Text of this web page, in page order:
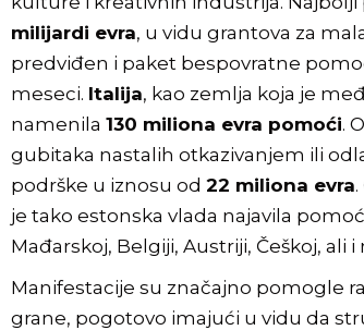
milijardi evra, u vidu grantova za
predviđen i paket bespovratne
meseci. Italija, kao zemlja koja je
namenila 130 miliona evra pomoći.
gubitaka nastalih otkazivanjem ili
podrške u iznosu od 22 miliona evra
je tako estonska vlada najavila
Mađarskoj, Belgiji, Austriji, Češkoj,
Manifestacije su značajno pomogle
grane, pogotovo imajući u vidu da